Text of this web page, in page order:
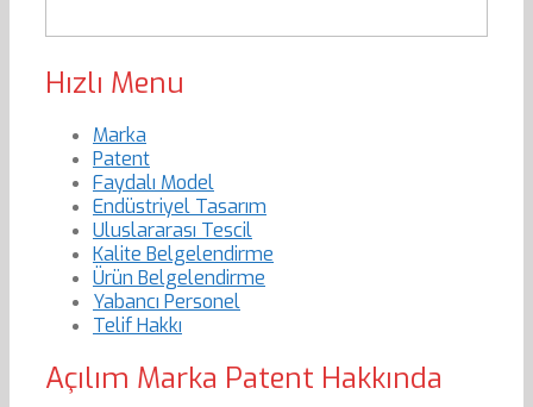
Hızlı Menu
Marka
Patent
Faydalı Model
Endüstriyel Tasarım
Uluslararası Tescil
Kalite Belgelendirme
Ürün Belgelendirme
Yabancı Personel
Telif Hakkı
Açılım Marka Patent Hakkında